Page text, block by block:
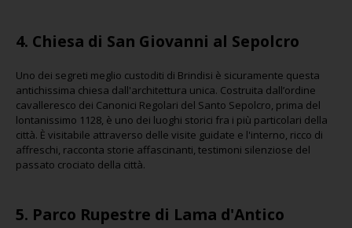
4. Chiesa di San Giovanni al Sepolcro
Uno dei segreti meglio custoditi di Brindisi è sicuramente questa
antichissima chiesa dall'architettura unica. Costruita dall’ordine
cavalleresco dei Canonici Regolari del Santo Sepolcro, prima del
lontanissimo 1128, è uno dei luoghi storici fra i più particolari della
città. È visitabile attraverso delle visite guidate e l'interno, ricco di
affreschi, racconta storie affascinanti, testimoni silenziose del
passato crociato della città.
5. Parco Rupestre di Lama d'Antico